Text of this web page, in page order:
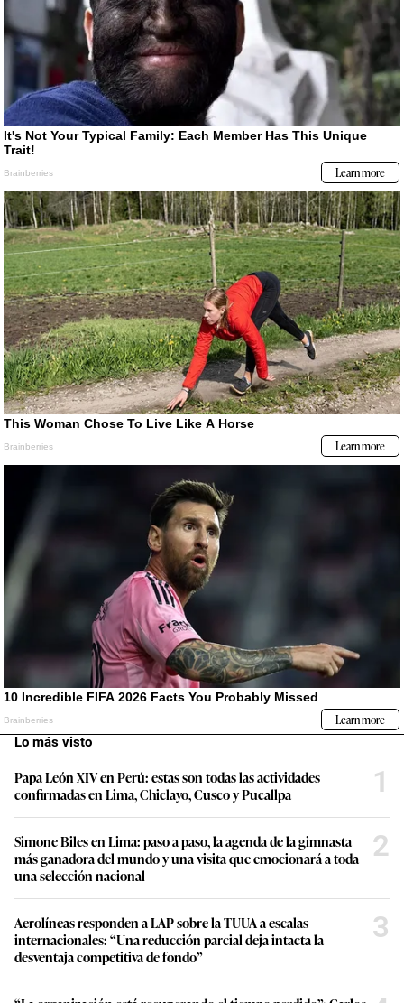
Lo más visto
Papa León XIV en Perú: estas son todas las actividades
confirmadas en Lima, Chiclayo, Cusco y Pucallpa
1
Simone Biles en Lima: paso a paso, la agenda de la gimnasta
más ganadora del mundo y una visita que emocionará a toda
una selección nacional
2
Aerolíneas responden a LAP sobre la TUUA a escalas
internacionales: “Una reducción parcial deja intacta la
desventaja competitiva de fondo”
3